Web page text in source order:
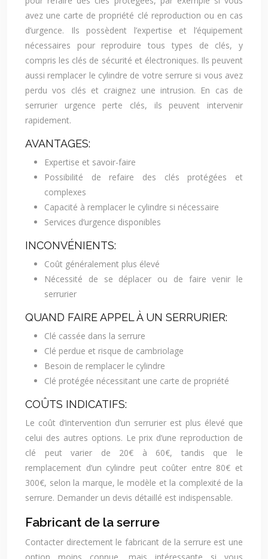
avez une carte de propriété clé reproduction ou en cas
d’urgence. Ils possèdent l’expertise et l’équipement
nécessaires pour reproduire tous types de clés, y
compris les clés de sécurité et électroniques. Ils peuvent
aussi remplacer le cylindre de votre serrure si vous avez
perdu vos clés et craignez une intrusion. En cas de
serrurier urgence perte clés, ils peuvent intervenir
rapidement.
AVANTAGES:
Expertise et savoir-faire
Possibilité de refaire des clés protégées et
complexes
Capacité à remplacer le cylindre si nécessaire
Services d’urgence disponibles
INCONVÉNIENTS:
Coût généralement plus élevé
Nécessité de se déplacer ou de faire venir le
serrurier
QUAND FAIRE APPEL À UN SERRURIER:
Clé cassée dans la serrure
Clé perdue et risque de cambriolage
Besoin de remplacer le cylindre
Clé protégée nécessitant une carte de propriété
COÛTS INDICATIFS:
Le coût d’intervention d’un serrurier est plus élevé que
celui des autres options. Le prix d’une reproduction de
clé peut varier de 20€ à 60€, tandis que le
remplacement d’un cylindre peut coûter entre 80€ et
300€, selon la marque, le modèle et la complexité de la
serrure. Demander un devis détaillé est indispensable.
Fabricant de la serrure
Contacter directement le fabricant de la serrure est une